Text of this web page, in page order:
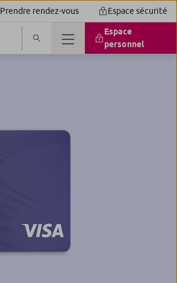
Prendre rendez-vous Espace sécurité
Espace
personnel